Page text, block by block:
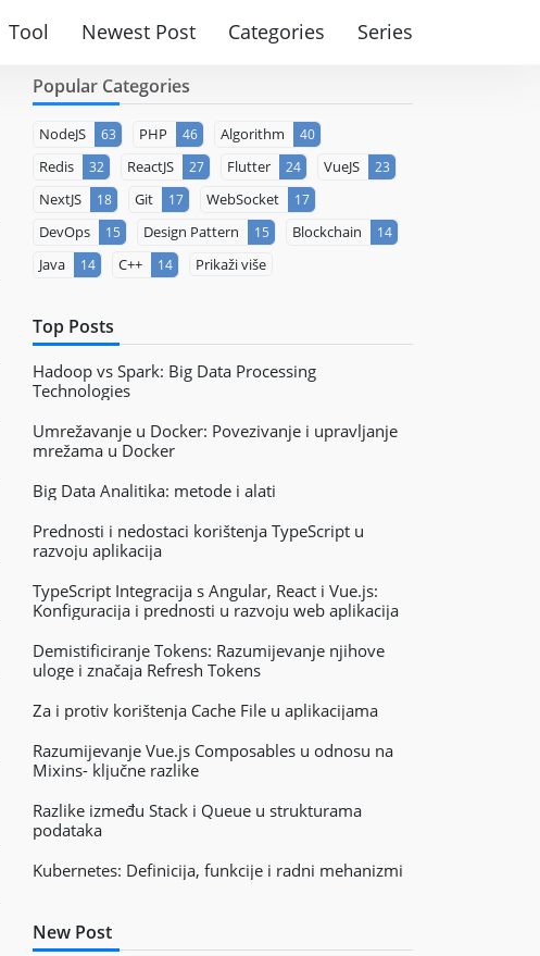
Tool Newest Post Categories Series
Popular Categories
NodeJS 63 PHP 46 Algorithm 40
Redis 32 ReactJS 27 Flutter 24 VueJS 23
NextJS 18 Git 17 WebSocket 17
DevOps 15 Design Pattern 15 Blockchain 14
Java 14 C++ 14 Prikaži više
Top Posts
Hadoop vs Spark: Big Data Processing
Technologies
Umrežavanje u Docker: Povezivanje i upravljanje
mrežama u Docker
Big Data Analitika: metode i alati
Prednosti i nedostaci korištenja TypeScript u
razvoju aplikacija
TypeScript Integracija s Angular, React i Vue.js:
Konfiguracija i prednosti u razvoju web aplikacija
Demistificiranje Tokens: Razumijevanje njihove
uloge i značaja Refresh Tokens
Za i protiv korištenja Cache File u aplikacijama
Razumijevanje Vue.js Composables u odnosu na
Mixins- ključne razlike
Razlike između Stack i Queue u strukturama
podataka
Kubernetes: Definicija, funkcije i radni mehanizmi
New Post